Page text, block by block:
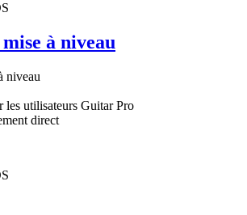
à niveau
les utilisateurs Guitar Pro
direct